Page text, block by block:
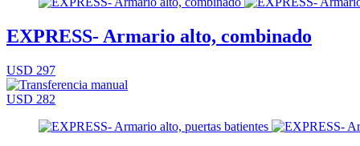
EXPRESS- Armario alto, combinado
USD 297
USD 282